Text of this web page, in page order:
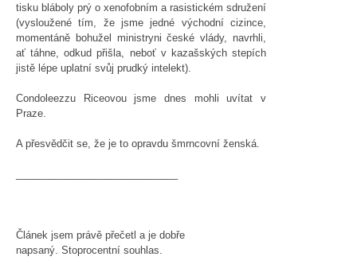
tisku bláboly prý o xenofobním a rasistickém sdružení
(vysloužené tím, že jsme jedné východní cizince,
momentáně bohužel ministryni české vlády, navrhli,
ať táhne, odkud přišla, neboť v kazašských stepích
jistě lépe uplatní svůj prudký intelekt).
Condoleezzu Riceovou jsme dnes mohli uvítat v
Praze.
A přesvědčit se, že je to opravdu šmrncovní ženská.
Článek jsem právě přečetl a je dobře
napsaný. Stoprocentní souhlas.